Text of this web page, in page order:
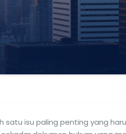
satu isu paling penting yang